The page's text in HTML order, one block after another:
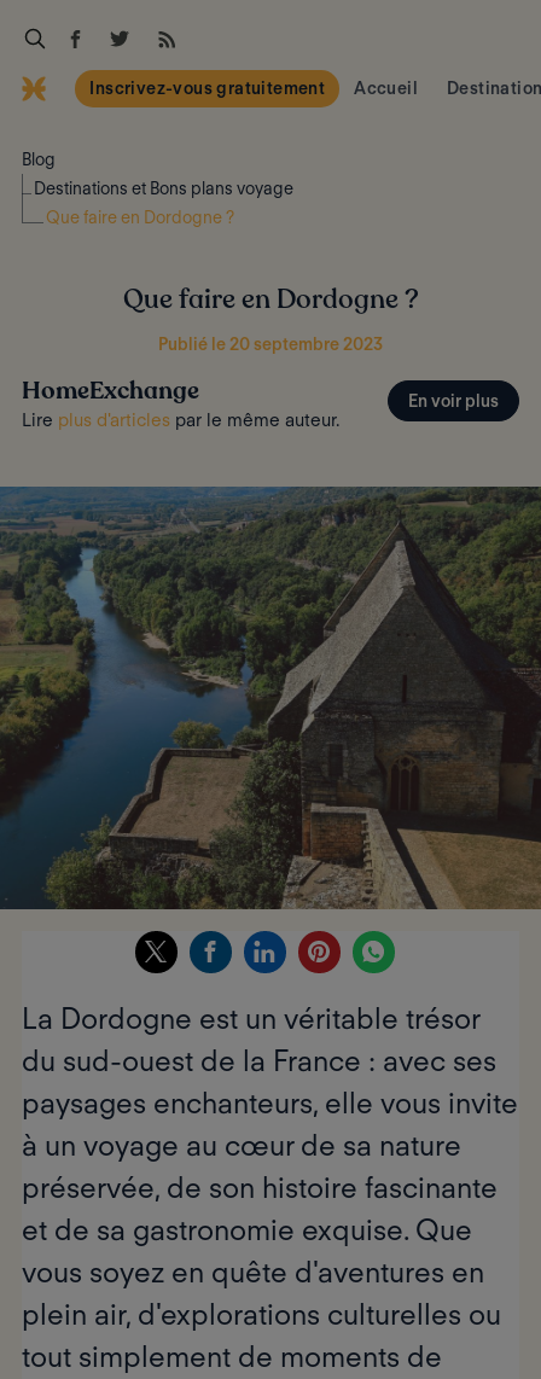
Accueil
Inscrivez-vous gratuitement
Blog
Destinations et Bons plans voyage
Que faire en Dordogne ?
Que faire en Dordogne ?
Publié le 20 septembre 2023
HomeExchange
Lire plus d'articlespar le même auteur.
En voir plus
La Dordogne est un véritable trésor
du sud-ouest de la France : avec ses
paysages enchanteurs, elle vous invite
à un voyage au cœur de sa nature
préservée, de son histoire fascinante
et de sa gastronomie exquise. Que
vous soyez en quête d'aventures en
plein air, d'explorations culturelles ou
tout simplement de moments de